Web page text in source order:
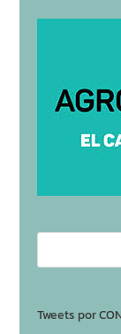
Tweets por